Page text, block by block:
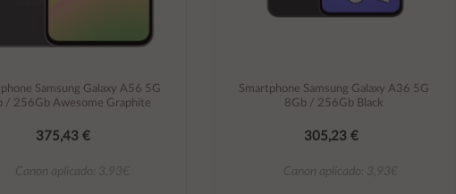
Samsung Galaxy A56 5G
/ 256Gb Awesome Graphite
375,43 €
Canon aplicado: 3,93€
Smartphone Samsung Galaxy A36 5G
8Gb / 256Gb Black
305,23 €
Canon aplicado: 3,93€